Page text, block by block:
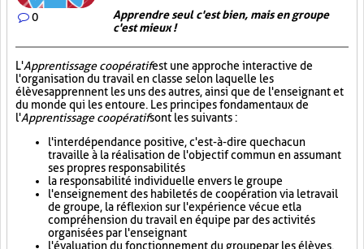
0
Apprendre seul c'est bien, mais en groupe
c'est mieux !
L'Apprentissage coopératifest une approche interactive de
l'organisation du travail en classe selon laquelle les
élèves apprennent les uns des autres, ainsi que de l'enseignant et
du monde qui les entoure. Les principes fondamentaux de
l'Apprentissage coopératifsont les suivants :
l'interdépendance positive, c'est-à-dire que chacun
travaille à la réalisation de l'objectif commun en assumant
ses propres responsabilités
la responsabilité individuelle envers le groupe
l'enseignement des habiletés de coopération via le travail
de groupe, la réflexion sur l'expérience vécue et la
compréhension du travail en équipe par des activités
organisées par l'enseignant
l'évaluation du fonctionnement du groupe par les élèves.